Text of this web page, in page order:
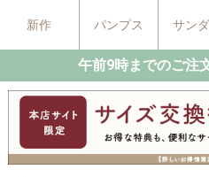
新作 パンプス サン
午前9時までのご注